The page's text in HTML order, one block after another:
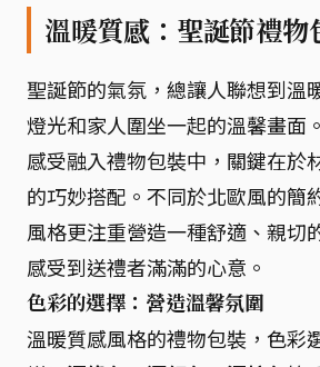
溫暖質感：聖誕節禮物
聖誕節的氣氛，總讓人聯想到溫
燈光和家人圍坐一起的溫馨畫面
感受融入禮物包裝中，關鍵在於
的巧妙搭配。不同於北歐風的簡
風格更注重營造一種舒適、親切
感受到送禮者滿滿的心意。
色彩的選擇：營造溫馨氛圍
溫暖質感風格的禮物包裝，色彩